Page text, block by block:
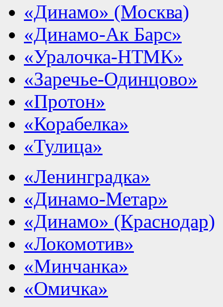
«Динамо» (Москва)
«Динамо-Ак Барс»
«Уралочка-НТМК»
«Заречье-Одинцово»
«Протон»
«Корабелка»
«Тулица»
«Ленинградка»
«Динамо-Метар»
«Динамо» (Краснодар)
«Локомотив»
«Минчанка»
«Омичка»